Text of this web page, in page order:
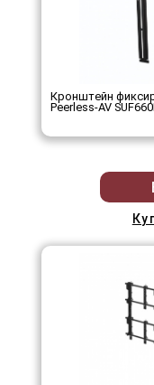
Кронштейн
Peerless-AV